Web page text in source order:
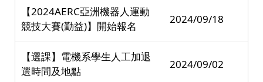
【2024AERC亞洲機器人運動
競技大賽(勤益)】開始報名
2024/09/18
【選課】電機系學生人工加退
選時間及地點
2024/09/02